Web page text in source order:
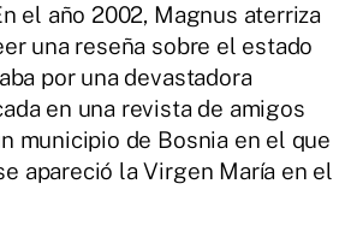
el año 2002, Magnus aterriza
una reseña sobre el estado
por una devastadora
en una revista de amigos
municipio de Bosnia en el que
apareció la Virgen María en el